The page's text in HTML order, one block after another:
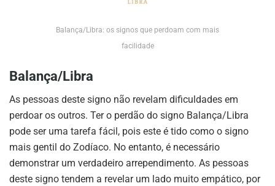
Balança/Libra: os signos que perdoam com mais
facilidade
Balança/Libra
As pessoas deste signo não revelam dificuldades em
perdoar os outros. Ter o perdão do signo Balança/Libra
pode ser uma tarefa fácil, pois este é tido como o signo
mais gentil do Zodíaco. No entanto, é necessário
demonstrar um verdadeiro arrependimento. As pessoas
deste signo tendem a revelar um lado muito empático, por